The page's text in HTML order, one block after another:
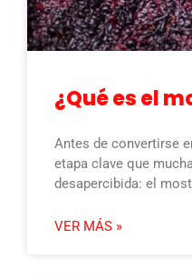
¿Qué es el
Antes de convertirse
etapa clave que
desapercibida: el
VER MÁS »